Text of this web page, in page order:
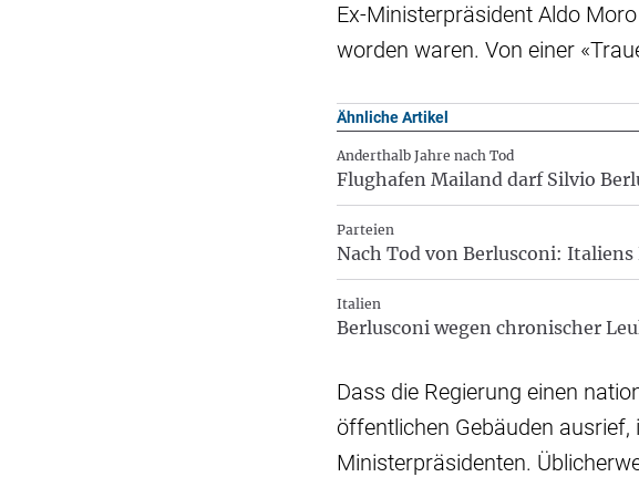
Ex-Ministerpräsident Aldo
worden waren. Von einer
Ähnliche Artikel
Anderthalb Jahre nach Tod
Flughafen Mailand darf Silvio
Parteien
Nach Tod von Berlusconi:
Italien
Berlusconi wegen chronischer
Dass die Regierung einen
öffentlichen Gebäuden
Ministerpräsidenten.